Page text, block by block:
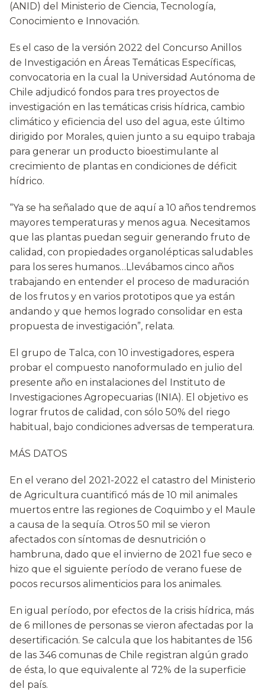
(ANID) del Ministerio de Ciencia, Tecnología,
Conocimiento e Innovación.
Es el caso de la versión 2022 del Concurso Anillos
de Investigación en Áreas Temáticas Específicas,
convocatoria en la cual la Universidad Autónoma de
Chile adjudicó fondos para tres proyectos de
investigación en las temáticas crisis hídrica, cambio
climático y eficiencia del uso del agua, este último
dirigido por Morales, quien junto a su equipo trabaja
para generar un producto bioestimulante al
crecimiento de plantas en condiciones de déficit
hídrico.
“Ya se ha señalado que de aquí a 10 años tendremos
mayores temperaturas y menos agua. Necesitamos
que las plantas puedan seguir generando fruto de
calidad, con propiedades organolépticas saludables
para los seres humanos…Llevábamos cinco años
trabajando en entender el proceso de maduración
de los frutos y en varios prototipos que ya están
andando y que hemos logrado consolidar en esta
propuesta de investigación”, relata.
El grupo de Talca, con 10 investigadores, espera
probar el compuesto nanoformulado en julio del
presente año en instalaciones del Instituto de
Investigaciones Agropecuarias (INIA). El objetivo es
lograr frutos de calidad, con sólo 50% del riego
habitual, bajo condiciones adversas de temperatura.
MÁS DATOS
En el verano del 2021-2022 el catastro del Ministerio
de Agricultura cuantificó más de 10 mil animales
muertos entre las regiones de Coquimbo y el Maule
a causa de la sequía. Otros 50 mil se vieron
afectados con síntomas de desnutrición o
hambruna, dado que el invierno de 2021 fue seco e
hizo que el siguiente período de verano fuese de
pocos recursos alimenticios para los animales.
En igual período, por efectos de la crisis hídrica, más
de 6 millones de personas se vieron afectadas por la
desertificación. Se calcula que los habitantes de 156
de las 346 comunas de Chile registran algún grado
de ésta, lo que equivalente al 72% de la superficie
del país.